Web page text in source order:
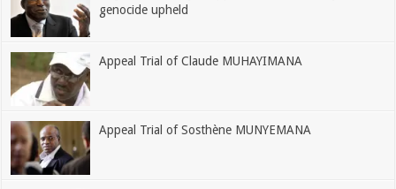
genocide upheld
Appeal Trial of Claude MUHAYIMANA
Appeal Trial of Sosthène MUNYEMANA